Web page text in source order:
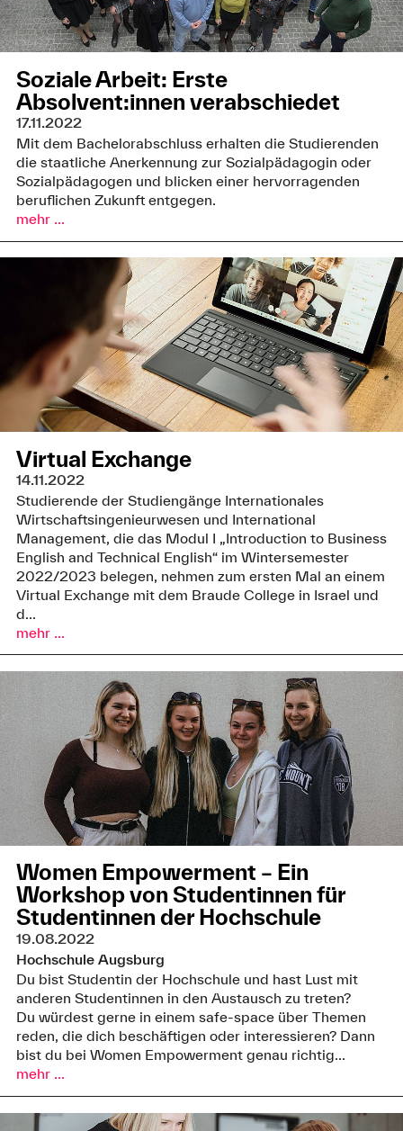
Soziale Arbeit: Erste
Absolvent:innen verabschiedet
17.11.2022
Mit dem Bachelorabschluss erhalten die Studierenden
die staatliche Anerkennung zur Sozialpädagogin oder
Sozialpädagogen und blicken einer hervorragenden
beruflichen Zukunft entgegen.
mehr ...
Virtual Exchange
14.11.2022
Studierende der Studiengänge Internationales
Wirtschaftsingenieurwesen und International
Management, die das Modul I „Introduction to Business
English and Technical English“ im Wintersemester
2022/2023 belegen, nehmen zum ersten Mal an einem
Virtual Exchange mit dem Braude College in Israel und
d...
mehr ...
Women Empowerment – Ein
Workshop von Studentinnen für
Studentinnen der Hochschule
19.08.2022
Hochschule Augsburg
Du bist Studentin der Hochschule und hast Lust mit
anderen Studentinnen in den Austausch zu treten?
Du würdest gerne in einem safe-space über Themen
reden, die dich beschäftigen oder interessieren? Dann
bist du bei Women Empowerment genau richtig...
mehr ...